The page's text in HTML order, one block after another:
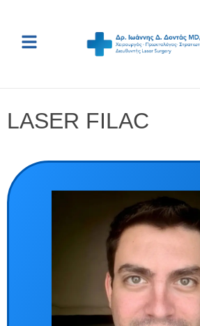
LASER FILAC